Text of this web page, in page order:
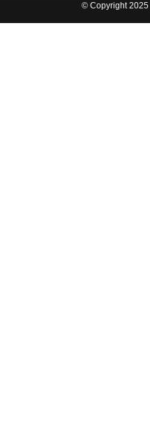
© Copyright